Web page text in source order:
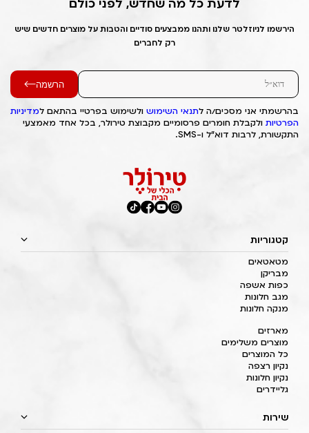
הירשמו לניוזלטר שלנו ותהנו ממבצעים סודיים והטבות על מוצרים חדשים שיש
רק לחברים
הרשמה
בהרשמתי אני מסכים/ה לתנאי השימוש ולשימוש בפרטיי בהתאם למדיניות
הפרטיות ולקבלת חומרים פרסומיים מקבוצת טירולר, בכל אחד מאמצעי
התקשורת, לרבות דוא"ל ו-SMS.
קטגוריות
מטאטאים
מבריקן
כפות אשפה
מגב חלונות
מנקה חלונות
מארזים
מוצרים משלימים
כל המוצרים
נקיון רצפה
נקיון חלונות
גליידרים
שירות